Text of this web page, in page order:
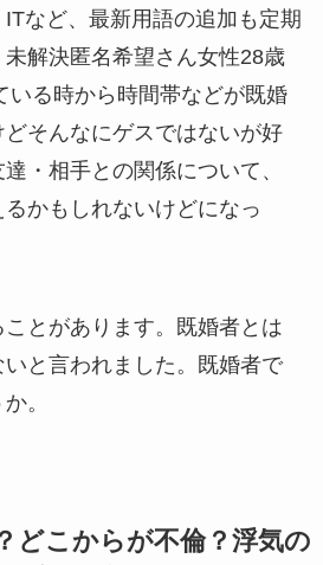
など、最新用語の追加も定期
解決匿名希望さん女性28歳
いる時から時間帯などが既婚
そんなにゲスではないが好
・相手との関係について、
かもしれないけどになっ
とがあります。既婚者とは
と言われました。既婚者で
。
どこからが不倫？浮気の